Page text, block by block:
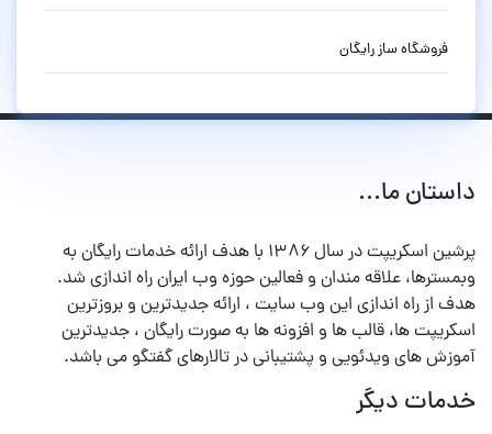
فروشگاه ساز رایگان
داستان ما...
پرشین اسکریپت در سال ۱۳۸۶ با هدف ارائه خدمات رایگان به
وبمسترها، علاقه مندان و فعالین حوزه وب ایران راه اندازی شد.
هدف از راه اندازی این وب سایت ، ارائه جدیدترین و بروزترین
اسکریپت ها، قالب ها و افزونه ها به صورت رایگان ، جدیدترین
آموزش های ویدئویی و پشتیبانی در تالارهای گفتگو می باشد.
خدمات دیگر